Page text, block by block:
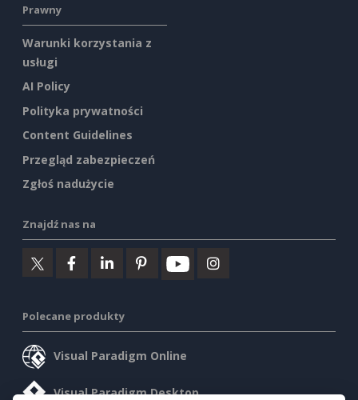
Prawny
Warunki korzystania z
usługi
AI Policy
Polityka prywatności
Content Guidelines
Przegląd zabezpieczeń
Zgłoś nadużycie
Znajdź nas na
Polecane produkty
Visual Paradigm Online
Visual Paradigm Desktop